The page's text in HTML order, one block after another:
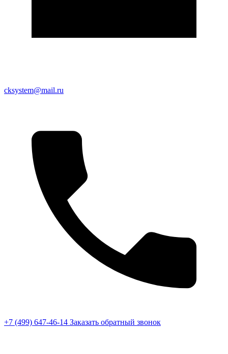
cksystem@mail.ru
+7 (499) 647-46-14 Заказать обратный звонок